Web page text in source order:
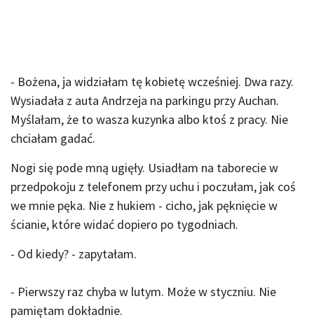
- Bożena, ja widziałam tę kobietę wcześniej. Dwa razy.
Wysiadała z auta Andrzeja na parkingu przy Auchan.
Myślałam, że to wasza kuzynka albo ktoś z pracy. Nie
chciałam gadać.
Nogi się pode mną ugięły. Usiadłam na taborecie w
przedpokoju z telefonem przy uchu i poczułam, jak coś
we mnie pęka. Nie z hukiem - cicho, jak pęknięcie w
ścianie, które widać dopiero po tygodniach.
- Od kiedy? - zapytałam.
- Pierwszy raz chyba w lutym. Może w styczniu. Nie
pamiętam dokładnie.